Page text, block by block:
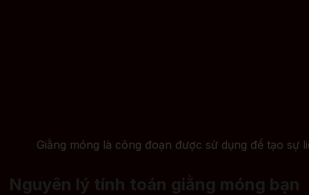
Giằng móng là công đoạn được sử dụng để tạo sự
Nguyên lý tính toán giằng móng bạn